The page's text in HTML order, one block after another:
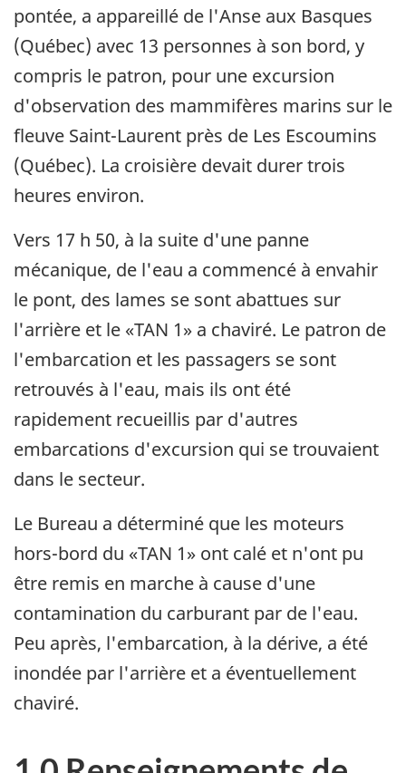
pontée, a appareillé de l'Anse aux Basques
(Québec) avec 13 personnes à son bord, y
compris le patron, pour une excursion
d'observation des mammifères marins sur le
fleuve Saint-Laurent près de Les Escoumins
(Québec). La croisière devait durer trois
heures environ.
Vers 17 h 50, à la suite d'une panne
mécanique, de l'eau a commencé à envahir
le pont, des lames se sont abattues sur
l'arrière et le «TAN 1» a chaviré. Le patron de
l'embarcation et les passagers se sont
retrouvés à l'eau, mais ils ont été
rapidement recueillis par d'autres
embarcations d'excursion qui se trouvaient
dans le secteur.
Le Bureau a déterminé que les moteurs
hors-bord du «TAN 1» ont calé et n'ont pu
être remis en marche à cause d'une
contamination du carburant par de l'eau.
Peu après, l'embarcation, à la dérive, a été
inondée par l'arrière et a éventuellement
chaviré.